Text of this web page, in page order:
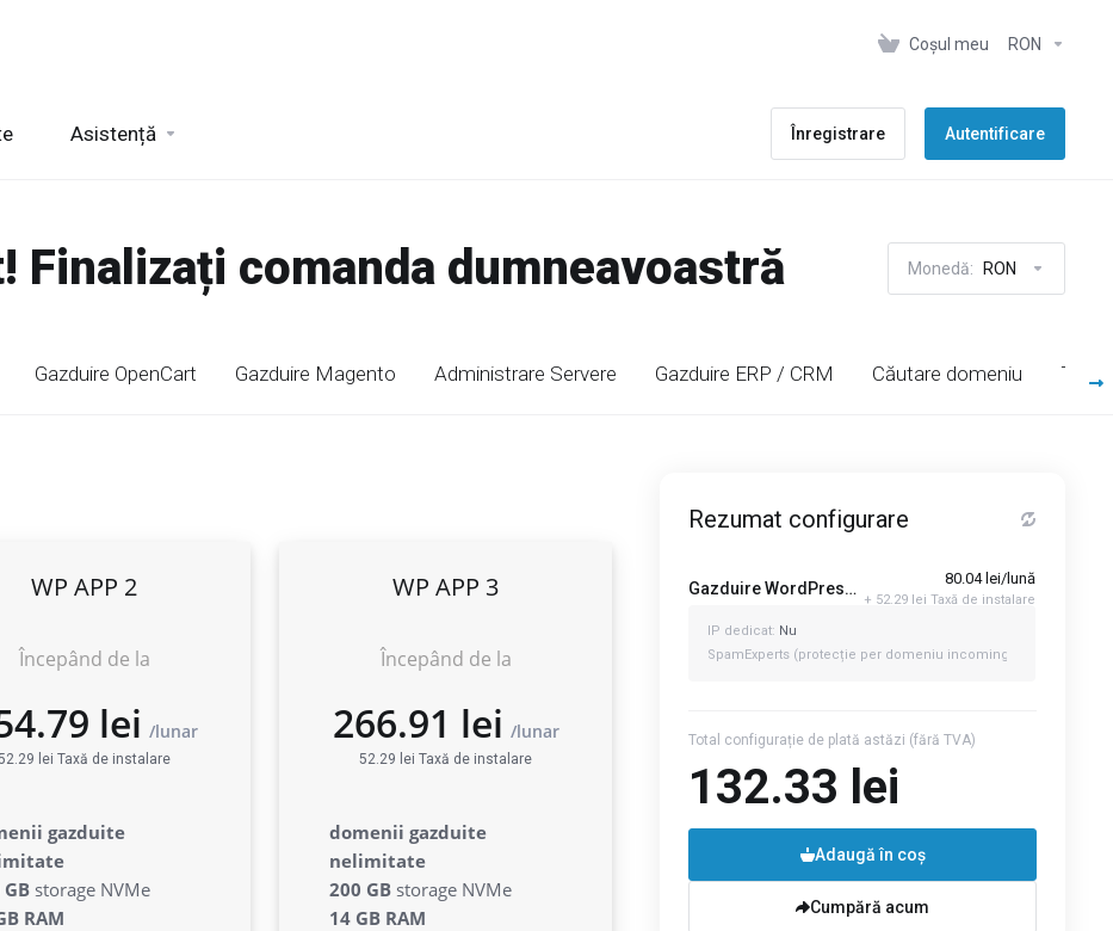
Coșul meu RON
Asistență Înregistrare Autentificare
Finalizați comanda dumneavoastră Monedă: RON
Gazduire OpenCart Gazduire Magento Administrare Servere Gazduire ERP / CRM Căutare domeniu
WP APP 2
Începând de la
lei Taxă de instalare
gazduite
storage NVMe
RAM
WP APP 3
Începând de la
52.29 lei Taxă de instalare
domenii gazduite
nelimitate
200 GBstorage NVMe
14 GB RAM
Rezumat configurare
Gazduire WordPress - WP APP 1
80.04 lei/lună
+ 52.29 lei Taxă de instalare
IP dedicat: Nu
SpamExperts (protecție per domeniu incoming email):
Total configurație de plată astăzi (fără TVA)
132.33 lei
Adaugă în coș
Cumpără acum